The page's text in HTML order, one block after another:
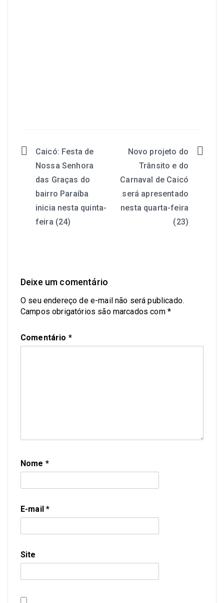
Caicó: Festa de
Nossa Senhora
das Graças do
bairro Paraíba
inicia nesta quinta-
feira (24)
Novo projeto do
Trânsito e do
Carnaval de Caicó
será apresentado
nesta quarta-feira
(23)
Deixe um comentário
O seu endereço de e-mail não será publicado.
Campos obrigatórios são marcados com *
Comentário *
Nome *
E-mail*
Site